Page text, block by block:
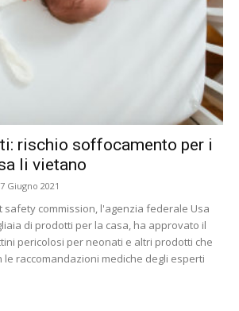
rischio soffocamento per i
li vietano
7 Giugno 2021
safety commission, l'agenzia federale Usa
di prodotti per la casa, ha approvato il
pericolosi per neonati e altri prodotti che
le raccomandazioni mediche degli esperti